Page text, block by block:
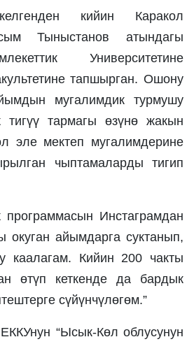
кийин Каракол
Тыныстанов атындагы
Университетине
тапшырган. Ошону
мугалимдик турмушу
тигүү тармагы өзүнө жакын
эле мектеп мугалимдерине
чыптамаларды тигип
программасын Инстаграмдан
окуган айымдарга суктанып,
каалагам. Кийин 200 чакты
өтүп кеткенде да бардык
сүйүнчүлөгөм.”
“Ысык-Көл облусунун